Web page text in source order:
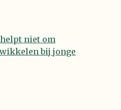
niet om
bij jonge